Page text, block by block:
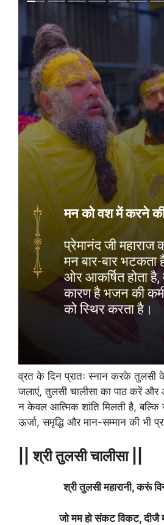
व्रत के दिन प्रातः स्नान करके तुलसी
जलाएं, तुलसी चालीसा का पाठ करें
न केवल आत्मिक शांति मिलती है, बल्कि
ऊर्जा, समृद्धि और मान-सम्मान की भी
|| श्री तुलसी चालीसा ||
श्री तुलसी महारानी, करूं
जो मम हो संकट विकट, दीजै